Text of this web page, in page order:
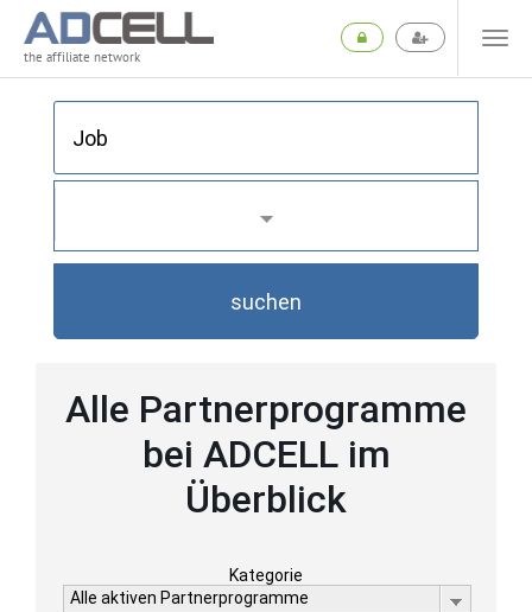
the affiliate network
suchen
Alle Partnerprogramme
bei ADCELL im
Überblick
Kategorie
Alle aktiven Partnerprogramme